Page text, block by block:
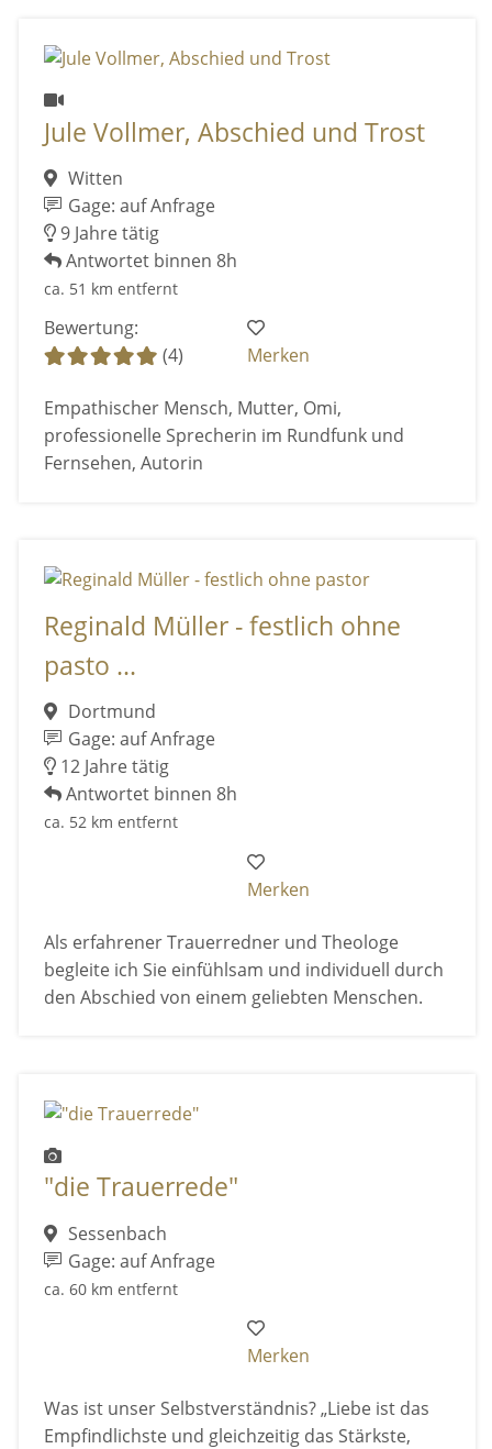
Jule Vollmer, Abschied und Trost
Witten
Gage: auf Anfrage
9 Jahre tätig
Antwortet binnen 8h
ca. 51 km entfernt
Bewertung:
(4)
Merken
Empathischer Mensch, Mutter, Omi,
professionelle Sprecherin im Rundfunk und
Fernsehen, Autorin
Reginald Müller - festlich ohne
pasto ...
Dortmund
Gage: auf Anfrage
12 Jahre tätig
Antwortet binnen 8h
ca. 52 km entfernt
Merken
Als erfahrener Trauerredner und Theologe
begleite ich Sie einfühlsam und individuell durch
den Abschied von einem geliebten Menschen.
"die Trauerrede"
Sessenbach
Gage: auf Anfrage
ca. 60 km entfernt
Merken
Was ist unser Selbstverständnis? „Liebe ist das
Empfindlichste und gleichzeitig das Stärkste,